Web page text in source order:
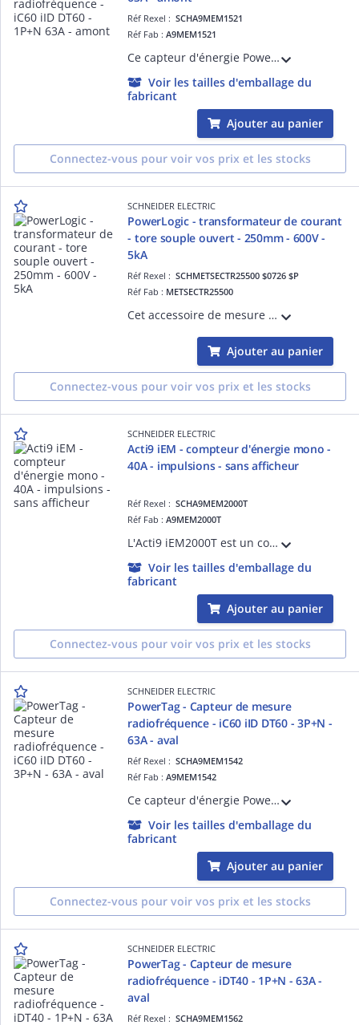
Réf Rexel :SCHA9MEM1521
Réf Fab :A9MEM1521
Ce capteur d'énergie PowerTag Energy est un périphérique sans fil monté en amont sur un disjoncteur et connecté aux passerelles de communication PAS400/600/800 via la com. sans fil. En radiofréquence 63A pour iC60 1P+N et auto-alimenté.
Voir les tailles d'emballage du
fabricant
Ajouter au panier
Connectez-vous pour voir vos prix et les stocks
SCHNEIDER ELECTRIC
PowerLogic - transformateur de courant
- tore souple ouvert - 250mm - 600V -
5kA
Réf Rexel :SCHMETSECTR25500 $0726 $P
Réf Fab : METSECTR25500
Cet accessoire de mesure est un transducteur de courant de type cordon flexible de D=80mm (tore souple ouvert 250mm 600V 5kA).
Ajouter au panier
Connectez-vous pour voir vos prix et les stocks
SCHNEIDER ELECTRIC
Acti9 iEM - compteur d'énergie mono -
40A - impulsions - sans afficheur
Réf Rexel :SCHA9MEM2000T
Réf Fab :A9MEM2000T
L'Acti9 iEM2000T est un compteur d'énergie électrique monophasé 40A sans affichage, avec transfert à distance d'impulsions de mesure. Il fournit une mesure directe sans transformateur de courant ou alimentation auxiliaire.
Voir les tailles d'emballage du
fabricant
Ajouter au panier
Connectez-vous pour voir vos prix et les stocks
SCHNEIDER ELECTRIC
PowerTag - Capteur de mesure
radiofréquence - iC60 iID DT60 - 3P+N -
63A - aval
Réf Rexel :SCHA9MEM1542
Réf Fab :A9MEM1542
Ce capteur d'énergie PowerTag Energy est un périphérique sans fil monté en aval sur un disjoncteur et connecté aux passerelles de communication PAS400/600/800 via la com. sans fil. En radiofréquence 63A pour iC60 3P+N et auto-alimenté.
Voir les tailles d'emballage du
fabricant
Ajouter au panier
Connectez-vous pour voir vos prix et les stocks
SCHNEIDER ELECTRIC
PowerTag - Capteur de mesure
radiofréquence - iDT40 - 1P+N - 63A -
aval
Réf Rexel :SCHA9MEM1562